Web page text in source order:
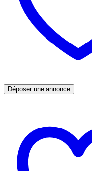
Déposer une annonce